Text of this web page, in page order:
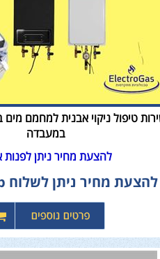
טיפול ניקוי אבנית למחמם
במעבדה
להצעת מחיר ניתן לפנות
להצעת מחיר ניתן לשלוח WhatsApp